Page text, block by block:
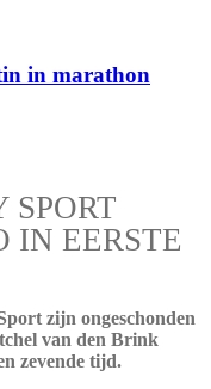
in marathon
IN EERSTE
zijn ongeschonden
van den Brink
zevende tijd.